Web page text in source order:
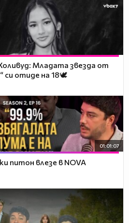
Младата звезда от
си отиде на 18🕊️
01:01:07
питон влезе в NOVA